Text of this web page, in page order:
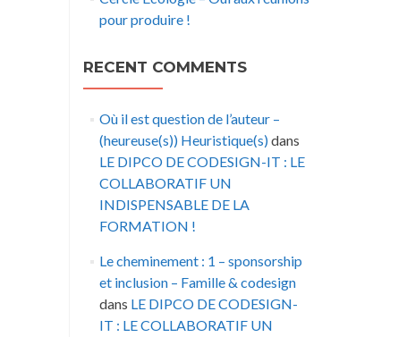
pour produire !
RECENT COMMENTS
Où il est question de l’auteur –
(heureuse(s)) Heuristique(s)dans
LE DIPCO DE CODESIGN-IT : LE
COLLABORATIF UN
INDISPENSABLE DE LA
FORMATION !
Le cheminement : 1 – sponsorship
et inclusion – Famille & codesign
dans LE DIPCO DE CODESIGN-
IT : LE COLLABORATIF UN